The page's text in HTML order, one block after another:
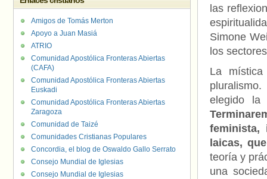
las
Simone
los
La
elegido
feminista,
laicas,
teoría y
una
Amigos de Tomás Merton
Apoyo a Juan Masiá
ATRIO
Comunidad Apostólica Fronteras Abiertas
(CAFA)
Comunidad Apostólica Fronteras Abiertas
Euskadi
Comunidad Apostólica Fronteras Abiertas
Zaragoza
Comunidad de Taizé
Comunidades Cristianas Populares
Concordia, el blog de Oswaldo Gallo Serrato
Consejo Mundial de Iglesias
Consejo Mundial de Iglesias